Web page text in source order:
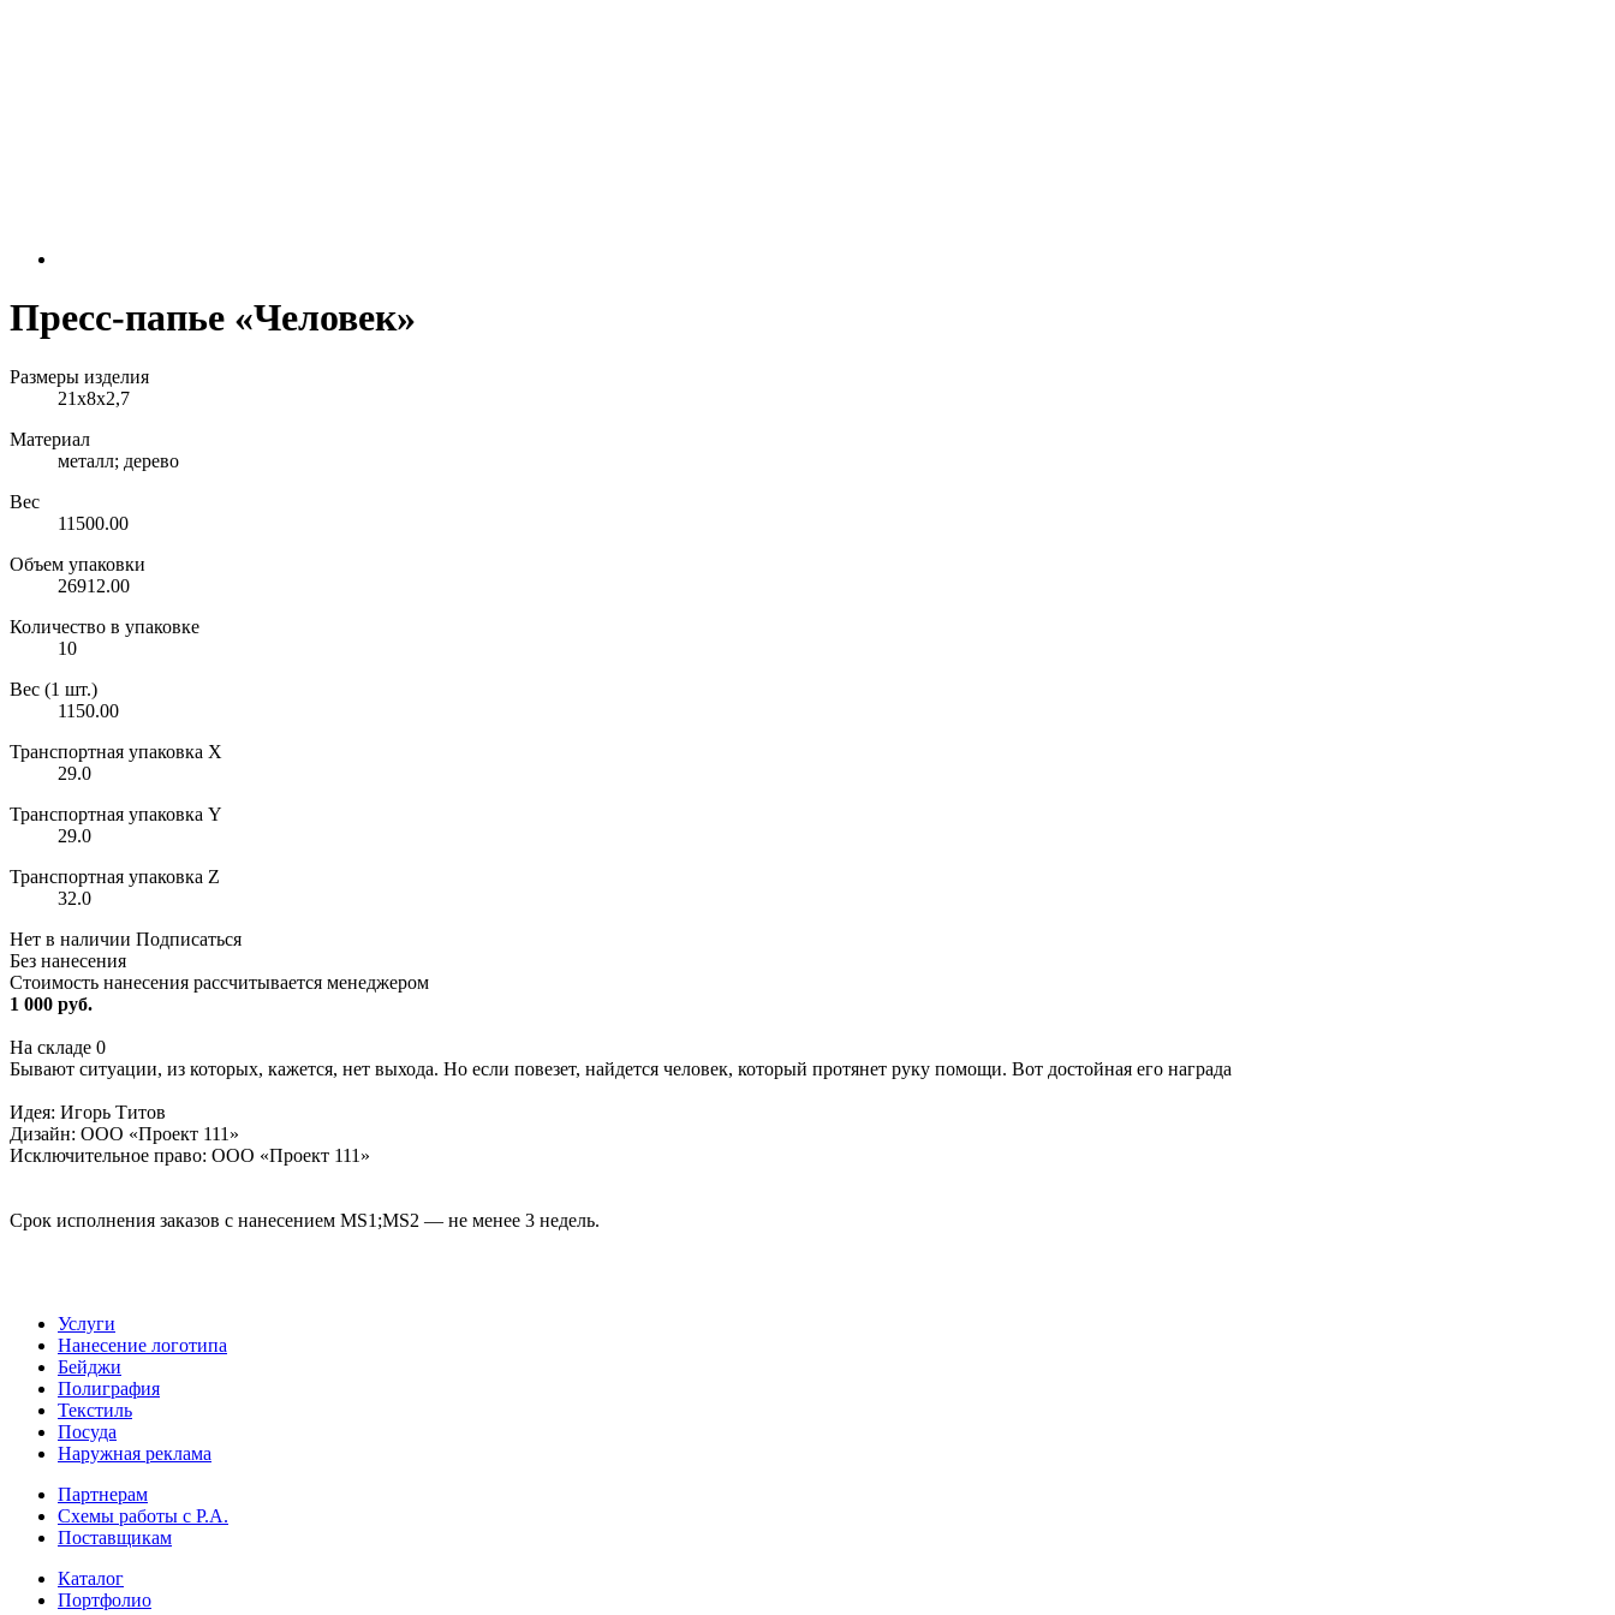
Пресс-папье «Человек»
Размеры изделия
21х8х2,7
Материал
металл; дерево
Вес
11500.00
Объем упаковки
26912.00
Количество в упаковке
10
Вес (1 шт.)
1150.00
Транспортная упаковка X
29.0
Транспортная упаковка Y
29.0
Транспортная упаковка Z
32.0
Нет в наличии Подписаться
Без нанесения
Стоимость нанесения рассчитывается менеджером
1 000 руб.
На складе 0
Бывают ситуации, из которых, кажется, нет выхода. Но если повезет, найдется человек, который протянет руку помощи. Вот достойная его награда
Идея: Игорь Титов
Дизайн: ООО «Проект 111»
Исключительное право: ООО «Проект 111»
Срок исполнения заказов с нанесением MS1;MS2 — не менее 3 недель.
Услуги
Нанесение логотипа
Бейджи
Полиграфия
Текстиль
Посуда
Наружная реклама
Партнерам
Схемы работы с Р.А.
Поставщикам
Каталог
Портфолио